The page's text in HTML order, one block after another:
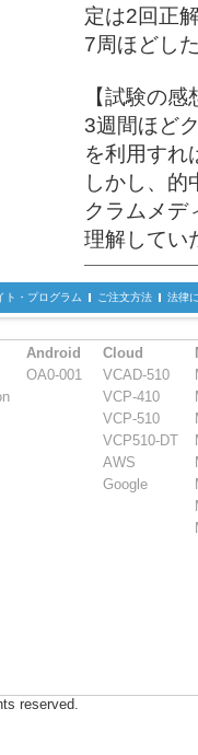
定は2回正
7周ほどし
【試験の感
3週間ほど
を利用すれ
しかし、
クラムメデ
理解してい
ト・プログラム ご注文方法 法律
Android
OA0-001
Cloud
VCAD-510
VCP-410
VCP-510
VCP510-DT
AWS
Google
reserved.